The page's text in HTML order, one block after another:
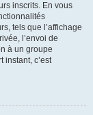
inscrits. En vous
tels que l’affichage
l’envoi de
à un groupe
instant, c’est